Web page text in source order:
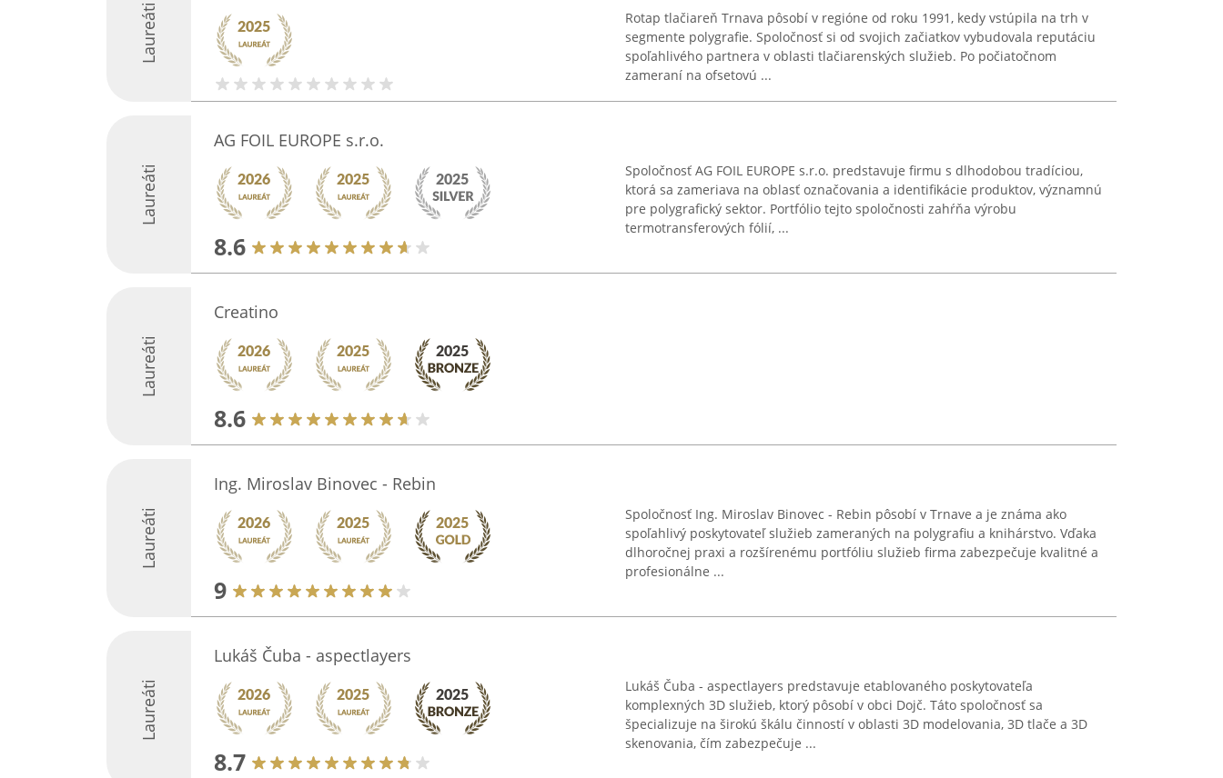
Laureáti
Rotap tlačiareň Trnava pôsobí v regióne od roku 1991, kedy vstúpila na trh v
segmente polygrafie. Spoločnosť si od svojich začiatkov vybudovala reputáciu
spoľahlivého partnera v oblasti tlačiarenských služieb. Po počiatočnom
zameraní na ofsetovú ...
Laureáti
AG FOIL EUROPE s.r.o.
8.6
Spoločnosť AG FOIL EUROPE s.r.o. predstavuje firmu s dlhodobou tradíciou,
ktorá sa zameriava na oblasť označovania a identifikácie produktov, významnú
pre polygrafický sektor. Portfólio tejto spoločnosti zahŕňa výrobu
termotransferových fólií, ...
Laureáti
Creatino
8.6
Laureáti
Ing. Miroslav Binovec - Rebin
9
Spoločnosť Ing. Miroslav Binovec - Rebin pôsobí v Trnave a je známa ako
spoľahlivý poskytovateľ služieb zameraných na polygrafiu a knihárstvo. Vďaka
dlhoročnej praxi a rozšírenému portfóliu služieb firma zabezpečuje kvalitné a
profesionálne ...
Laureáti
Lukáš Čuba - aspectlayers
8.7
Lukáš Čuba - aspectlayers predstavuje etablovaného poskytovateľa
komplexných 3D služieb, ktorý pôsobí v obci Dojč. Táto spoločnosť sa
špecializuje na širokú škálu činností v oblasti 3D modelovania, 3D tlače a 3D
skenovania, čím zabezpečuje ...